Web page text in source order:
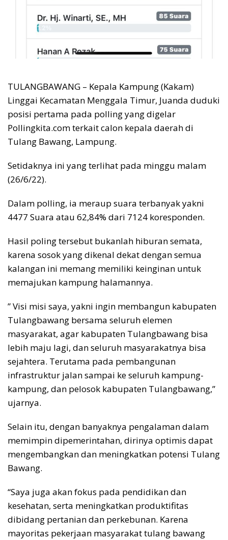
TULANGBAWANG – Kepala Kampung (Kakam)
Linggai Kecamatan Menggala Timur, Juanda duduki
posisi pertama pada polling yang digelar
Pollingkita.com terkait calon kepala daerah di
Tulang Bawang, Lampung.
Setidaknya ini yang terlihat pada minggu malam
(26/6/22).
Dalam polling, ia meraup suara terbanyak yakni
4477 Suara atau 62,84% dari 7124 koresponden.
Hasil poling tersebut bukanlah hiburan semata,
karena sosok yang dikenal dekat dengan semua
kalangan ini memang memiliki keinginan untuk
memajukan kampung halamannya.
” Visi misi saya, yakni ingin membangun kabupaten
Tulangbawang bersama seluruh elemen
masyarakat, agar kabupaten Tulangbawang bisa
lebih maju lagi, dan seluruh masyarakatnya bisa
sejahtera. Terutama pada pembangunan
infrastruktur jalan sampai ke seluruh kampung-
kampung, dan pelosok kabupaten Tulangbawang,”
ujarnya.
Selain itu, dengan banyaknya pengalaman dalam
memimpin dipemerintahan, dirinya optimis dapat
mengembangkan dan meningkatkan potensi Tulang
Bawang.
“Saya juga akan fokus pada pendidikan dan
kesehatan, serta meningkatkan produktifitas
dibidang pertanian dan perkebunan. Karena
mayoritas pekerjaan masyarakat tulang bawang